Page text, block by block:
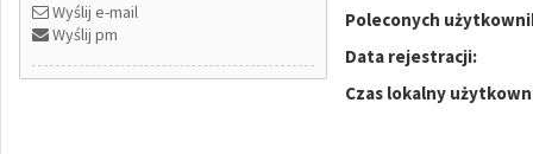
Wyślij e-mail
Wyślij pm
Poleconych
Data rejestracji:
Czas lokalny